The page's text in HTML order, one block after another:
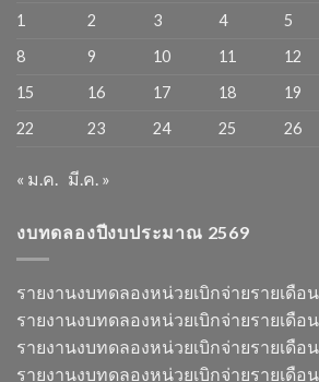
1
2 3 4 5
8
9 10 11 12
15
16 17 18 19
22
23 24 25 26
« ม.ค. มี.ค. »
งบทดลองปีงบประมาณ 2569
รายงานงบทดลองหน่วยเบิกจ่ายรายเดือ
รายงานงบทดลองหน่วยเบิกจ่ายรายเดือน
รายงานงบทดลองหน่วยเบิกจ่ายรายเดือ
รายงานงบทดลองหน่วยเบิกจ่ายรายเดือ